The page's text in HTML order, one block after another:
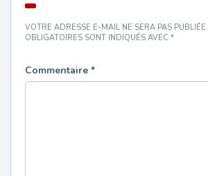
VOTRE ADRESSE E-MAIL NE SERA PAS PUBLIÉE.
OBLIGATOIRES SONT INDIQUÉS AVEC *
Commentaire *